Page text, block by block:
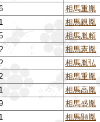
相馬重胤
相馬親胤
相馬胤頼
相馬憲胤
相馬胤弘
相馬重胤
相馬高胤
相馬盛胤
相馬顕胤